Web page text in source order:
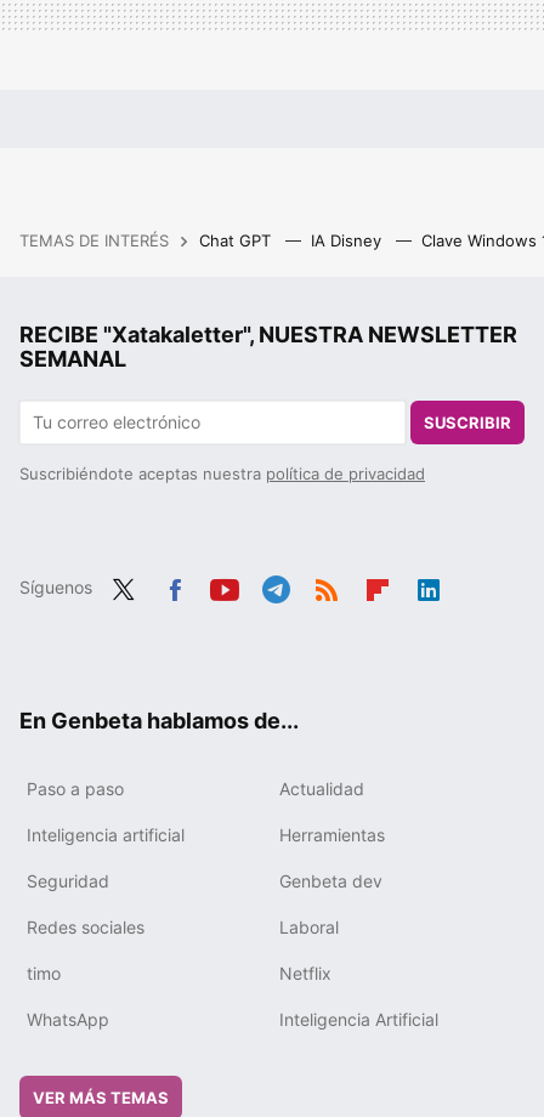
TEMAS DE INTERÉS Chat GPT IA Disney Clave Windows
RECIBE "Xatakaletter", NUESTRA NEWSLETTER
SEMANAL
SUSCRIBIR
Suscribiéndote aceptas nuestra política de privacidad
Síguenos
En Genbeta hablamos de...
Paso a paso Actualidad
Inteligencia artificial Herramientas
Seguridad Genbeta dev
Redes sociales Laboral
timo Netflix
WhatsApp Inteligencia Artificial
VER MÁS TEMAS